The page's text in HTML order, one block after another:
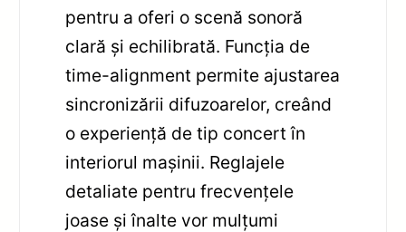
pentru a oferi o scenă sonoră
clară și echilibrată. Funcția de
time-alignment permite ajustarea
sincronizării difuzoarelor, creând
o experiență de tip concert în
interiorul mașinii. Reglajele
detaliate pentru frecvențele
joase și înalte vor mulțumi